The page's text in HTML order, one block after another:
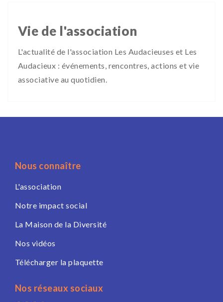
Vie de l'association
L'actualité de l'association Les Audacieuses et Les
Audacieux : événements, rencontres, actions et vie
associative au quotidien.
Nous connaître
L'association
Notre impact social
La Maison de la Diversité
Nos vidéos
Télécharger la plaquette
Nos réseaux sociaux